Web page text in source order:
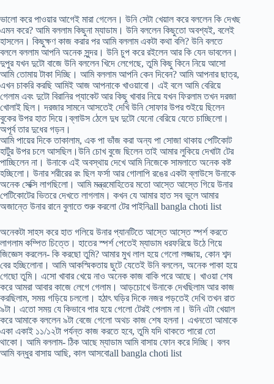
ভালো করে পাওয়ার আগেই মারা গেলেন। উনি সেটা খেয়াল করে বললেন কি দেখছ
এমন করে? আমি বললাম কিছুনা ম্যাডাম। উনি বললেন কিছুতো অবশ্যই, বলেই
হাসলেন। কিছুক্ষণ কাজ করার পর আমি বললাম একটা কথা বলি? উনি বলতে
বললে বললাম আপনি অনেক সুন্দর। উনি চুপ করে রইলেন আর কি যেন ভাবলেন।
দুপুর যখন দুটো বাজে উনি বললেন খিদে লেগেছে, তুমি কিছু কিনে নিয়ে আসো
আমি তোমায় টাকা দিচ্ছি। আমি বললাম আপনি কেন দিবেন? আমি আপনার ছাত্র,
এখন চাকরি করছি আমিই আজ আপনাকে খাওয়াবো। এই বলে আমি বেরিয়ে
গেলাম এবং দুটো বিরানির প্যাকেট আর কিছু খাবার নিয়ে যখন ফিরলাম তখন দরজা
খোলাই ছিল। দরজার সামনে আসতেই দেখি উনি সোফার উপর শুইয়ে ছিলেন
বুকের উপর হাত দিয়ে।ব্লাউস ঠেলে দুধ দুটো যেনো বেরিয়ে যেতে চাচ্ছিলো।
অপূর্ব তার দুধের গড়ন।
আমি পায়ের দিকে তাকালাম, এক পা ভাঁজ করা অন্য পা সোজা থাকায় পেটিকোট
হাটুঁর উপর চলে আসছিল।উনি চোখ বুজে ছিলেন তাই আমার লুকিয়ে দেখাটা টের
পাচ্ছিলেন না। উনাকে এই অবস্থায় দেখে আমি নিজেকে সামলাতে অনেক কষ্ট
হচ্ছিলো। উনার শরীরের রং ছিল ফর্সা আর গোলাপি রঙের একটা ব্লাউসে উনাকে
অনেক সেক্সি লাগছিলো। আমি মন্ত্রমোহিতের মতো আস্তে আস্তে গিয়ে উনার
পেটিকোটের ভিতরে দেখতে লাগলাম। কখন যে আমার হাত সব ভুলে আমার
অজান্তে উনার রানে বুলাতে শুরু করলো টের পাইনিall bangla choti list
অনেকটা সাহস করে হাত গলিয়ে উনার প্যানটিতে আস্তে আস্তে স্পর্শ করতে
লাগলাম কম্পিত চিত্তে। হাতের স্পর্শ পেতেই ম্যাডাম ধরফরিয়ে উঠে গিয়ে
জিজ্ঞেস করলেন- কি করছো তুমি? আমার মুখ লাল হয়ে গেলো লজ্জায়, কোন শব্দ
বের হচ্ছিলোনা। আমি আকস্মিকতায় ছুটে যেতেই উনি বললেন, অনেক পাকা হয়ে
গেছো তুমি। এসো খাবার খেয়ে নাও অনেক কাজ বাকি পরে আছে। খাওয়া শেষ
করে আমরা আবার কাজে লেগে গেলাম। আড়চোখে উনাকে দেখছিলাম আর কাজ
করছিলাম, সময় গড়িয়ে চললো। হঠাৎ ঘড়ির দিকে নজর পড়তেই দেখি তখন রাত
৯টা। এতো সময় যে কিভাবে পার হয়ে গেলো টেরই পেলাম না। উনি এটা খেয়াল
করে আমাকে বললেন ৯টা বেজে গেলো অথচ কাজ শেষ হলনা। এখনতো আমাকে
একা একাই ১১/১২টা পর্যন্ত কাজ করতে হবে, তুমি যদি থাকতে পারো তো
থাকো। আমি বললাম- ঠিক আছে ম্যাডাম আমি বাসায় ফোন করে দিচ্ছি। বলব
আমি বন্ধুর বাসায় আছি, কাল আসবোall bangla choti list